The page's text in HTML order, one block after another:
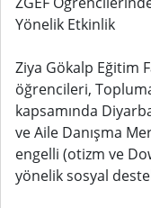
Yönelik Etkinlik
Ziya Gökalp Eğitim
öğrencileri,
kapsamında
ve Aile Danışma
engelli (otizm ve
yönelik sosyal